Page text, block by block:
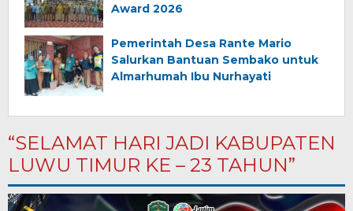
Award 2026
Pemerintah Desa Rante Mario
Salurkan Bantuan Sembako untuk
Almarhumah Ibu Nurhayati
“SELAMAT HARI JADI KABUPATEN
LUWU TIMUR KE – 23 TAHUN”